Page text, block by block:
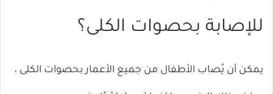
للإصابة بحصوات الكلى؟
يمكن أن يُصاب الأطفال من جميع الأعمار بحصوات الكلى ،